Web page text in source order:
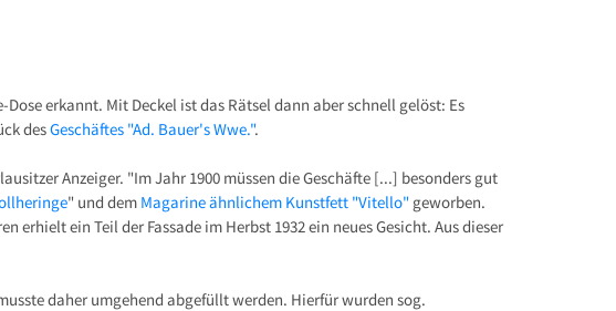
erkannt. Mit Deckel ist das Rätsel dann aber schnell gelöst: Es
desGeschäftes "Ad. Bauer's Wwe.".
Anzeiger. "Im Jahr 1900 müssen die Geschäfte [...] besonders gut
" und dem Magarine ähnlichem Kunstfett "Vitello" geworben.
erhielt ein Teil der Fassade im Herbst 1932 ein neues Gesicht. Aus dieser
daher umgehend abgefüllt werden. Hierfür wurden sog.